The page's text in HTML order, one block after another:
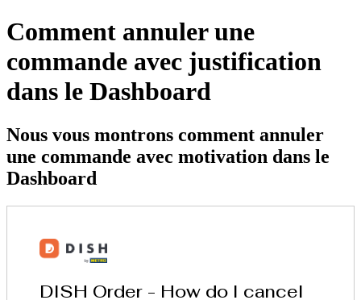
Comment annuler une
commande avec justification
dans le Dashboard
Nous vous montrons comment annuler
une commande avec motivation dans le
Dashboard